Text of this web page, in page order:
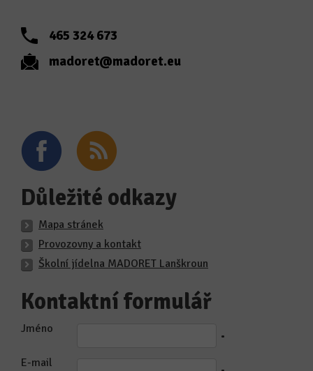
465 324 673
madoret@madoret.eu
Důležité odkazy
Mapa stránek
Provozovny a kontakt
Školní jídelna MADORET Lanškroun
Kontaktní formulář
Jméno
•
E-mail